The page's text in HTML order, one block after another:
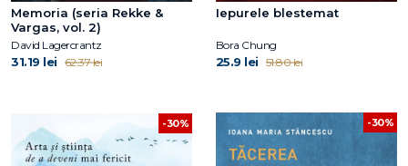
Memoria (seria Rekke &
Vargas, vol. 2)
David Lagercrantz
31.19 lei 62.37 lei
Iepurele blestemat
Bora Chung
25.9 lei 51.80 lei
-30% -30%